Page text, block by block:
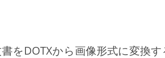
をDOTXから画像形式に変換